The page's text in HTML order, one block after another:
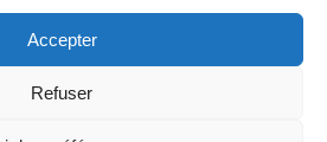
Accepter
Refuser
Gagnier nommée World Bank